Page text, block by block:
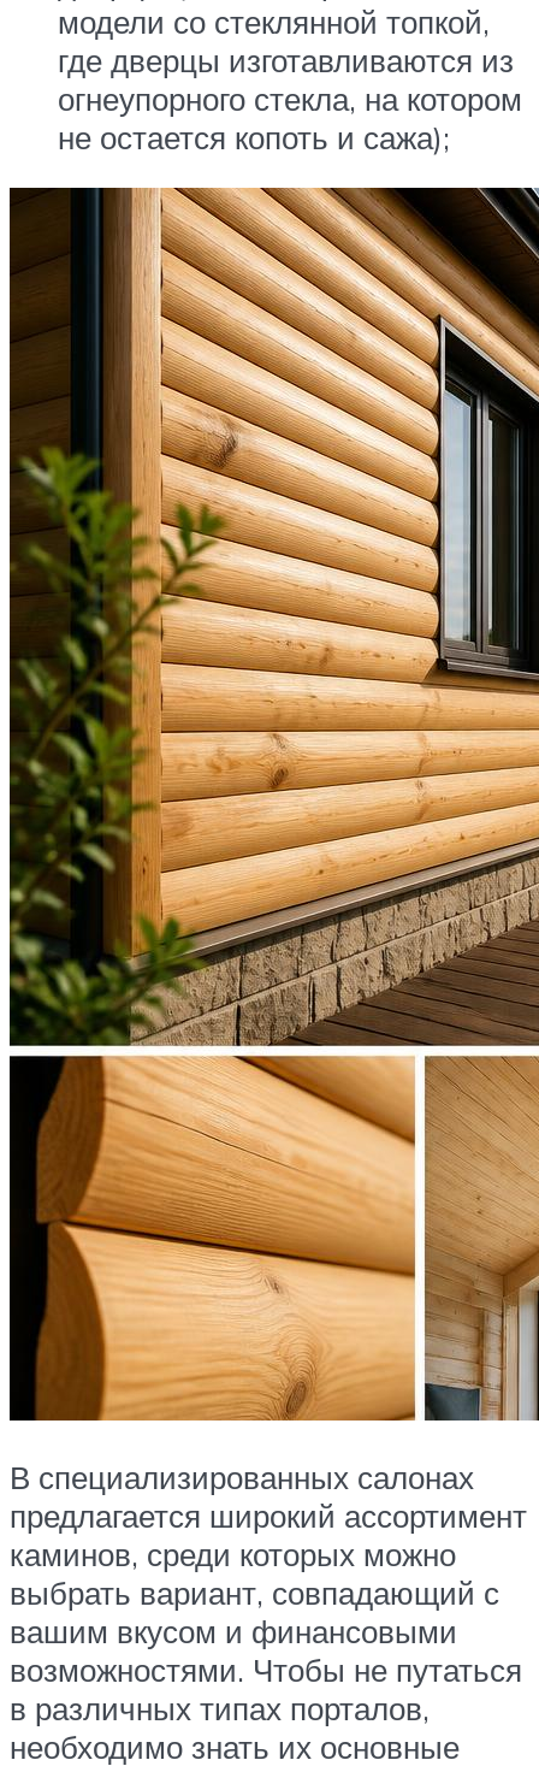
модели со стеклянной топкой,
где дверцы изготавливаются из
огнеупорного стекла, на котором
не остается копоть и сажа);
В специализированных салонах
предлагается широкий ассортимент
каминов, среди которых можно
выбрать вариант, совпадающий с
вашим вкусом и финансовыми
возможностями. Чтобы не путаться
в различных типах порталов,
необходимо знать их основные